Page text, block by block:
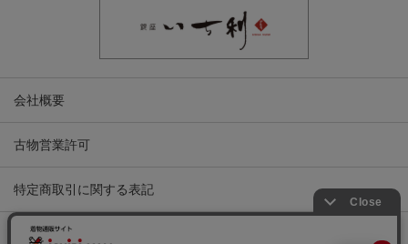
会社概要
古物営業許可
特定商取引に関する表記
プライバシーポリシー